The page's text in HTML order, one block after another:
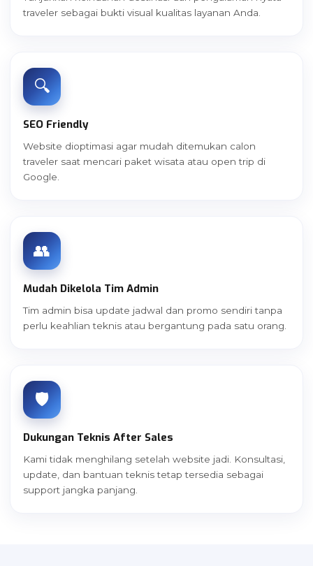
traveler sebagai bukti visual kualitas layanan Anda.
🔍
SEO Friendly
Website dioptimasi agar mudah ditemukan calon
traveler saat mencari paket wisata atau open trip di
Google.
👥
Mudah Dikelola Tim Admin
Tim admin bisa update jadwal dan promo sendiri tanpa
perlu keahlian teknis atau bergantung pada satu orang.
🛡️
Dukungan Teknis After Sales
Kami tidak menghilang setelah website jadi. Konsultasi,
update, dan bantuan teknis tetap tersedia sebagai
support jangka panjang.